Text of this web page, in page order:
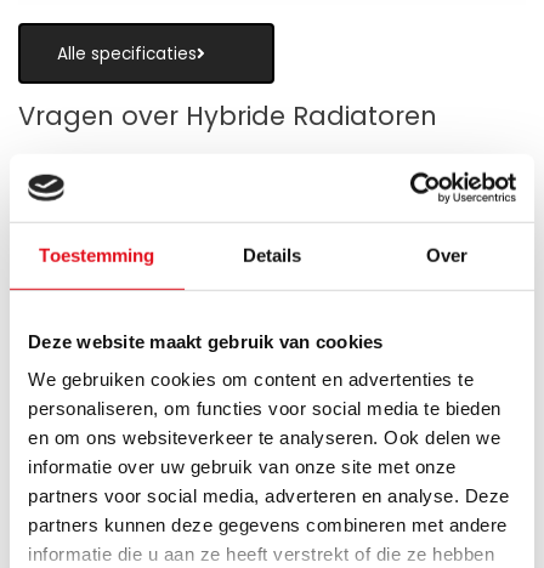
Toestemming Details Over
Deze website maakt gebruik van cookies
We gebruiken cookies om content en advertenties te
personaliseren, om functies voor social media te bieden
en om ons websiteverkeer te analyseren. Ook delen we
informatie over uw gebruik van onze site met onze
partners voor social media, adverteren en analyse. Deze
partners kunnen deze gegevens combineren met andere
informatie die u aan ze heeft verstrekt of die ze hebben
Alle specificaties
Vragen over Hybride Radiatoren
meest nuttig?
Wat is technisch gezien een hybride
paneelradiator?
Hoe verschilt de warmteafgifte van een